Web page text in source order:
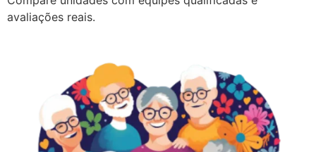
avaliações reais.